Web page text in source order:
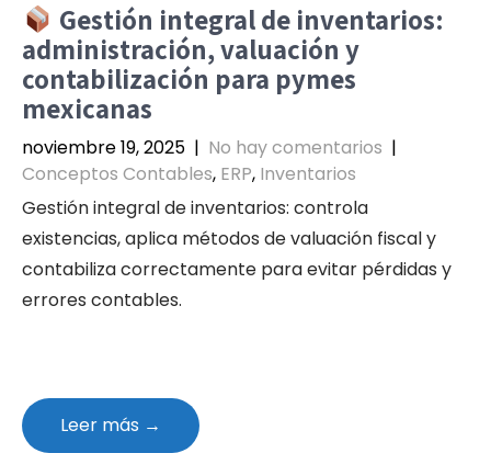
Gestión integral de inventarios:
administración, valuación y
contabilización para pymes
mexicanas
noviembre 19, 2025 | No hay comentarios |
Conceptos Contables, ERP, Inventarios
Gestión integral de inventarios: controla
existencias, aplica métodos de valuación fiscal y
contabiliza correctamente para evitar pérdidas y
errores contables.
Leer más →